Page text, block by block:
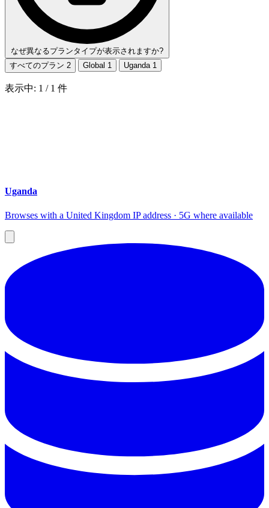
なぜ異なるプランタイプが表示されますか?
すべてのプラン 2 Global 1 Uganda 1
表示中: 1 / 1 件
Uganda
Browses with a United Kingdom IP address · 5G where available